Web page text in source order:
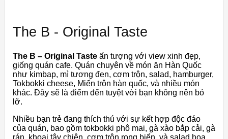
The B - Original Taste
The B – Original Taste ấn tượng với view xinh đẹp,
giống quán cafe. Quán chuyên về món ăn Hàn Quốc
như kimbap, mì tương đen, cơm trộn, salad, hamburger,
Tokbokki cheese, Miến trộn hàn quốc, và nhiều món
khác. Đây sẽ là điểm đến tuyệt vời bạn không nên bỏ
lỡ.
Nhiều bạn trẻ đang thích thú với sự kết hợp độc đáo
của quán, bao gồm tokbokki phô mai, gà xào bắp cải, gà
rán, khoai tây chiên, cơm trộn rong biển, và salad hoa